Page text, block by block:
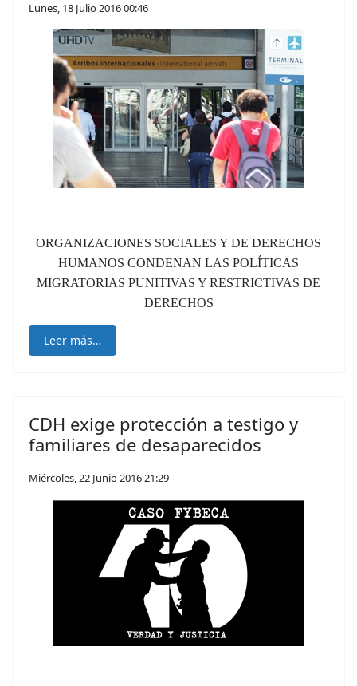
Lunes, 18 Julio 2016 00:46
ORGANIZACIONES SOCIALES Y DE DERECHOS
HUMANOS CONDENAN LAS POLÍTICAS
MIGRATORIAS PUNITIVAS Y RESTRICTIVAS DE
DERECHOS
Leer más…
CDH exige protección a testigo y
familiares de desaparecidos
Miércoles, 22 Junio 2016 21:29